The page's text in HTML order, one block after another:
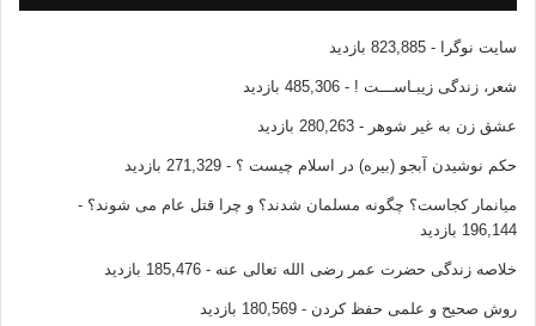
سایت نوگرا - 823,885 بازدید
شعر، زندگی زیبـاســـت ! - 485,306 بازدید
عشق زن به غیر شوهر - 280,263 بازدید
حکم نوشیدن آبجو (بیره) در اسلام چیست ؟ - 271,329 بازدید
میانمار کجاست؟ چگونه مسلمان شدند؟ و چرا قتل عام می شوند؟ -
196,144 بازدید
خلاصه زندگی حضرت عمر رضی الله تعالی عنه - 185,476 بازدید
روش صحیح و علمی حفظ کردن - 180,569 بازدید